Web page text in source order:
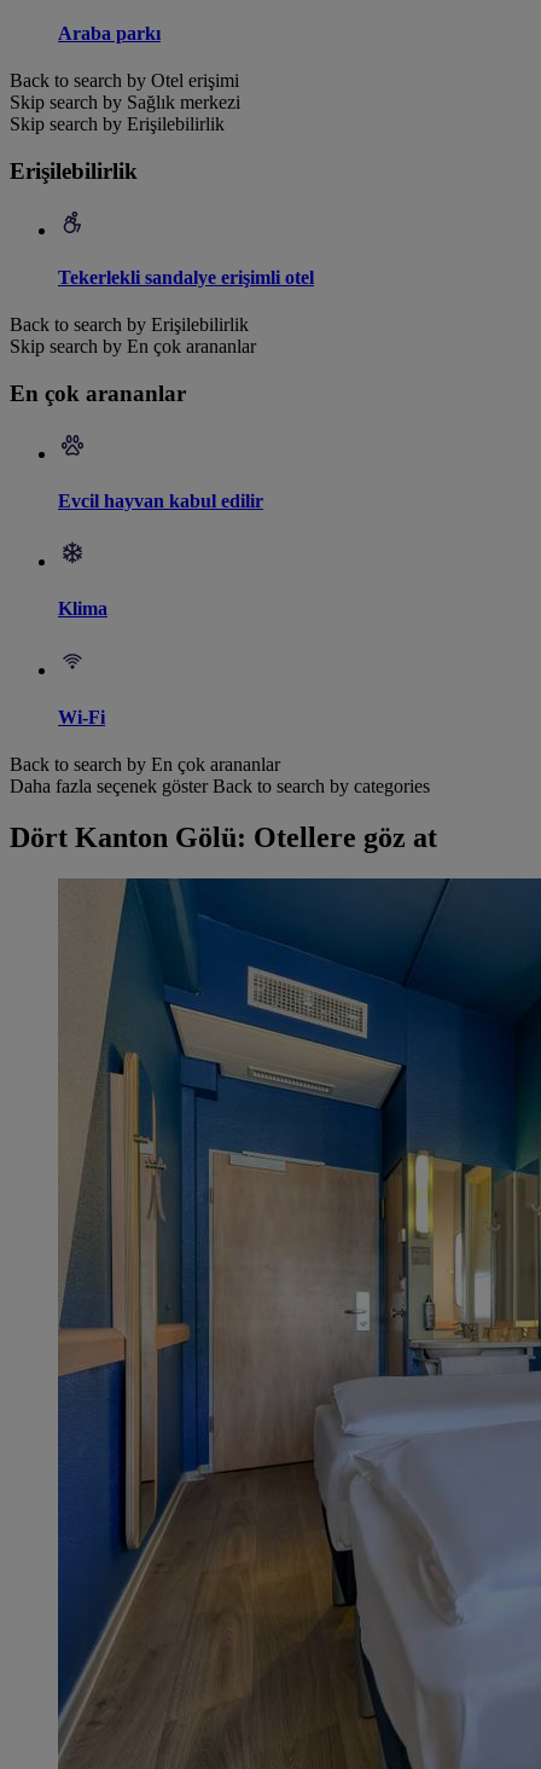
Araba parkı
Back to search by Otel erişimi
Skip search by Sağlık merkezi
Skip search by Erişilebilirlik
Erişilebilirlik
Tekerlekli sandalye erişimli otel
Back to search by Erişilebilirlik
Skip search by En çok arananlar
En çok arananlar
Evcil hayvan kabul edilir
Klima
Wi-Fi
Back to search by En çok arananlar
Daha fazla seçenek göster Back to search by categories
Dört Kanton Gölü: Otellere göz at